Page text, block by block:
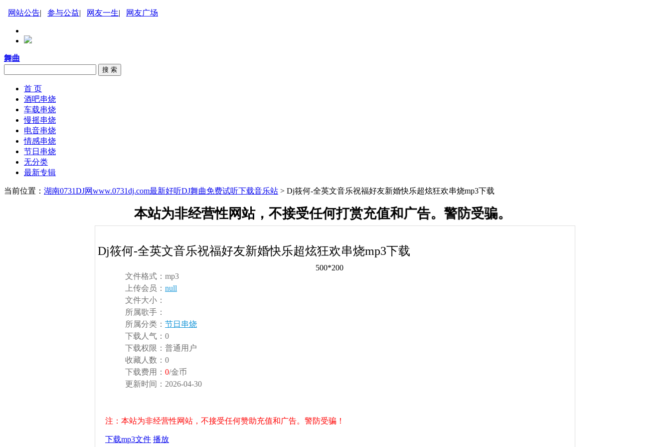
网站公告| 参与公益| 网友一生| 网友广场
舞曲
搜 索
首 页
酒吧串烧
车载串烧
慢摇串烧
电音串烧
情感串烧
节日串烧
无分类
最新专辑
当前位置： 湖南0731DJ网www.0731dj.com最新好听DJ舞曲免费试听下载音乐站 > Dj筱何-全英文音乐祝福好友新婚快乐超炫狂欢串烧mp3下载
本站为非经营性网站，不接受任何打赏充值和广告。警防受骗。
Dj筱何-全英文音乐祝福好友新婚快乐超炫狂欢串烧mp3下载
500*200
文件格式： mp3
上传会员： null
文件大小：
所属歌手：
所属分类： 节日串烧
下载人气： 0
下载权限： 普通用户
收藏人数： 0
下载费用： 0/金币
更新时间： 2026-04-30
注：本站为非经营性网站，不接受任何赞助充值和广告。警防受骗！
下载mp3文件 播放